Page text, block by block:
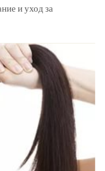
и уход за